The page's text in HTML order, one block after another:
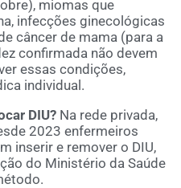
miomas que
infecções ginecológicas
câncer de mama (para a
confirmada não devem
essas condições,
individual.
DIU? Na rede privada,
2023 enfermeiros
inserir e remover o DIU,
do Ministério da Saúde